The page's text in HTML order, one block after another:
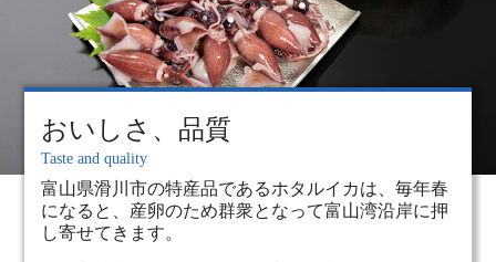
おいしさ、品質
Taste and quality
富山県滑川市の特産品であるホタルイカは、毎年春
になると、産卵のため群衆となって富山湾沿岸に押
し寄せてきます。